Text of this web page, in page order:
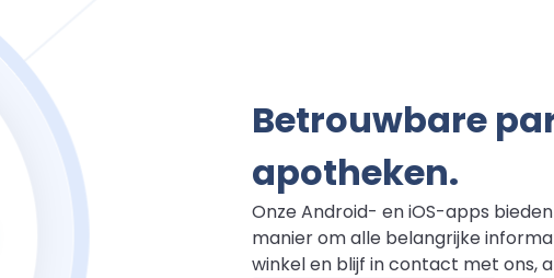
Betrouwbare
apotheken.
Onze Android- en iOS-apps
manier om alle belangrijke
winkel en blijf in contact met ons,